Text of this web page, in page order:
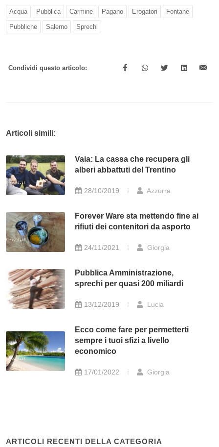
Acqua Pubblica Carmine Pagano Erogatori Fontane
Pubbliche Salerno Sprechi
Condividi questo articolo:
Articoli simili:
Vaia: La cassa che recupera gli
alberi abbattuti del Trentino
28/10/2019 Azzurra
Forever Ware sta mettendo fine ai
rifiuti dei contenitori da asporto
24/11/2021 Giorgia
Pubblica Amministrazione,
sprechi per quasi 200 miliardi
13/12/2019 Lucia
Ecco come fare per permetterti
sempre i tuoi sfizi a livello
economico
17/01/2022 Giorgia
ARTICOLI RECENTI DELLA CATEGORIA